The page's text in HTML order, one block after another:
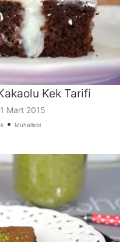
Kek Tarifi
Mart 2015
• Muhallebi